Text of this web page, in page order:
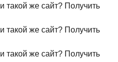
такой же сайт? Получить
такой же сайт? Получить
такой же сайт? Получить